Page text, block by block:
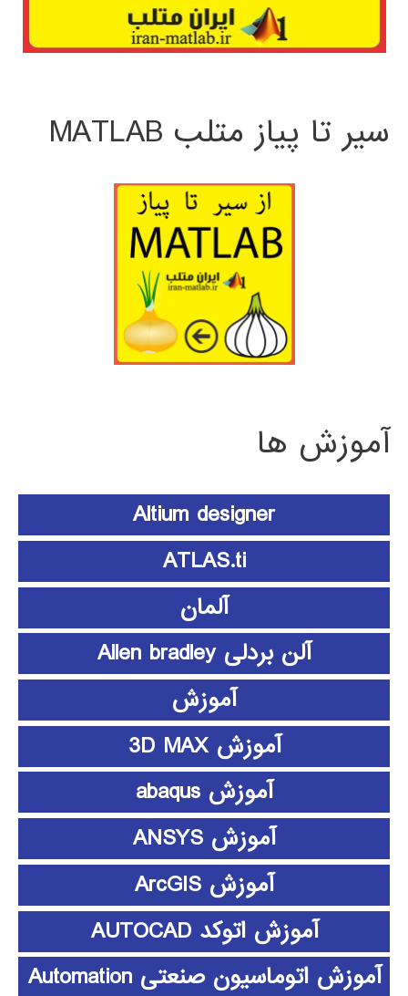
سیر تا پیاز متلب MATLAB
آموزش ها
Altium designer
ATLAS.ti
آلمان
آلن بردلی Allen bradley
آموزش
آموزش 3D MAX
آموزش abaqus
آموزش ANSYS
آموزش ArcGIS
آموزش اتوکد AUTOCAD
آموزش اتوماسیون صنعتی Automation